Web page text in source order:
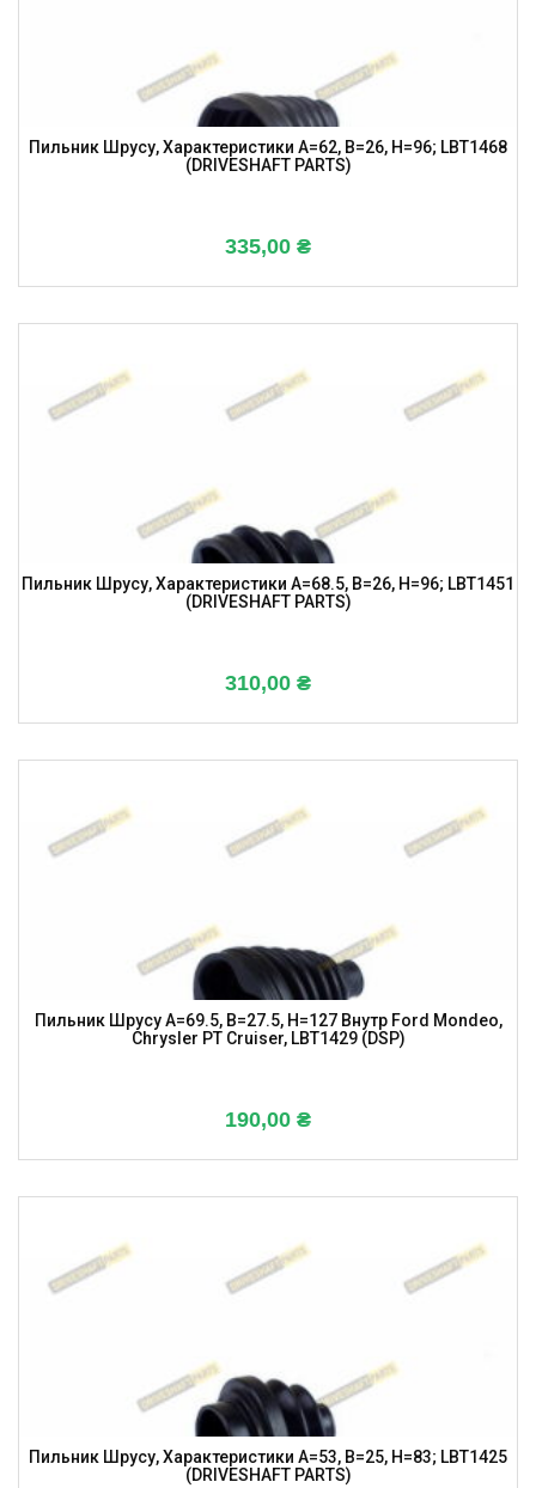
Пильник Шрусу, Характеристики A=62, B=26, H=96; LBT1468
(DRIVESHAFT PARTS)
335,00 ₴
Пильник Шрусу, Характеристики A=68.5, B=26, H=96; LBT1451
(DRIVESHAFT PARTS)
310,00 ₴
Пильник Шрусу A=69.5, B=27.5, H=127 Внутр Ford Mondeo,
Chrysler PT Cruiser, LBT1429 (DSP)
190,00 ₴
Пильник Шрусу, Характеристики A=53, B=25, H=83; LBT1425
(DRIVESHAFT PARTS)